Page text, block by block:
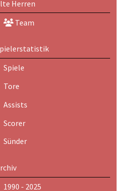
Herren
Team
Spiele
Tore
Assists
Scorer
Sünder
1990 - 2025